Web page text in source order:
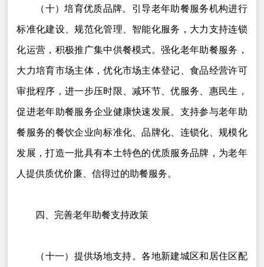
（十）培育优质品牌。引导老年助餐服务机构进行
标准化建设、规范化管理、智能化服务，大力支持连锁
化运营，积极推广集中供餐模式。强化老年助餐服务，
大力培育市场主体，优化市场主体登记、食品经营许可
审批程序，进一步压时限、减环节、优服务、惠民生，
促进老年助餐服务企业健康快速发展。支持参与老年助
餐服务的餐饮企业向标准化、品牌化、连锁化、规模化
发展，打造一批具有本土特色的优质服务品牌，为老年
人提供质优价廉、信得过的助餐服务。
四、完善老年助餐支持政策
（十一）提供场地支持。各地新建城区和居住区配